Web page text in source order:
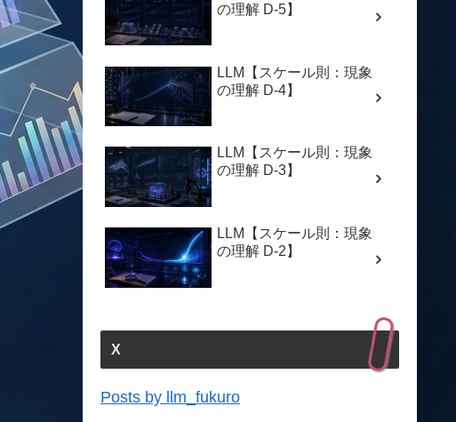
の理解 D-5】
LLM【スケール則：現象
の理解 D-4】
LLM【スケール則：現象
の理解 D-3】
LLM【スケール則：現象
の理解 D-2】
X
Posts by llm_fukuro